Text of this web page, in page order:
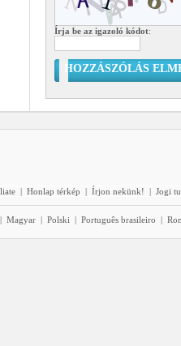
Írja be az igazoló kódot:
HOZZÁSZÓLÁS
| Honlap térkép | Írjon nekünk! | Jogi
| Magyar | Polski | Português brasileiro |